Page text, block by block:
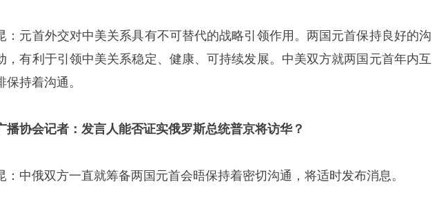
：元首外交对中美关系具有不可替代的战略引领作用。两国元首保持良好的沟
，有利于引领中美关系稳定、健康、可持续发展。中美双方就两国元首年内互
保持着沟通。
播协会记者：发言人能否证实俄罗斯总统普京将访华？
：中俄双方一直就筹备两国元首会晤保持着密切沟通，将适时发布消息。